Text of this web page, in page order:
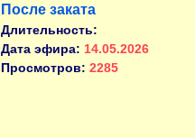
После заката
Длительность:
Дата эфира: 14.05.2026
Просмотров: 2285